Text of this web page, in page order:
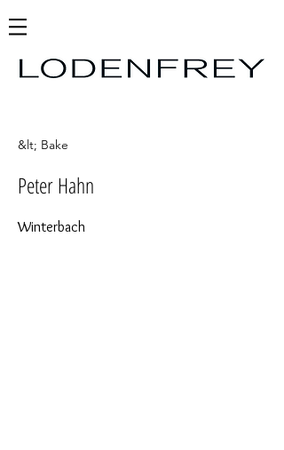
&lt; Bake
Peter Hahn
Winterbach